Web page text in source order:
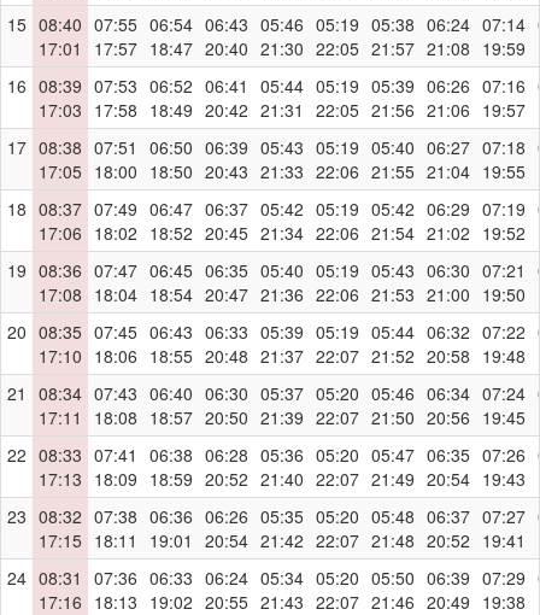
15 08:40
17:01
07:55
17:57
06:54
18:47
06:43
20:40
05:46
21:30
05:19
22:05
05:38
21:57
06:24
21:08
07:14
19:59
16 08:39
17:03
07:53
17:58
06:52
18:49
06:41
20:42
05:44
21:31
05:19
22:05
05:39
21:56
06:26
21:06
07:16
19:57
17 08:38
17:05
07:51
18:00
06:50
18:50
06:39
20:43
05:43
21:33
05:19
22:06
05:40
21:55
06:27
21:04
07:18
19:55
18 08:37
17:06
07:49
18:02
06:47
18:52
06:37
20:45
05:42
21:34
05:19
22:06
05:42
21:54
06:29
21:02
07:19
19:52
19 08:36
17:08
07:47
18:04
06:45
18:54
06:35
20:47
05:40
21:36
05:19
22:06
05:43
21:53
06:30
21:00
07:21
19:50
20 08:35
17:10
07:45
18:06
06:43
18:55
06:33
20:48
05:39
21:37
05:19
22:07
05:44
21:52
06:32
20:58
07:22
19:48
21
08:34
17:11
07:43
18:08
06:40
18:57
06:30
20:50
05:37
21:39
05:20
22:07
05:46
21:50
06:34
20:56
07:24
19:45
22 08:33
17:13
07:41
18:09
06:38
18:59
06:28
20:52
05:36
21:40
05:20
22:07
05:47
21:49
06:35
20:54
07:26
19:43
23 08:32
17:15
07:38
18:11
06:36
19:01
06:26
20:54
05:35
21:42
05:20
22:07
05:48
21:48
06:37
20:52
07:27
19:41
24 08:31
17:16
07:36
18:13
06:33
19:02
06:24
20:55
05:34
21:43
05:20
22:07
05:50
21:46
06:39
20:49
07:29
19:38